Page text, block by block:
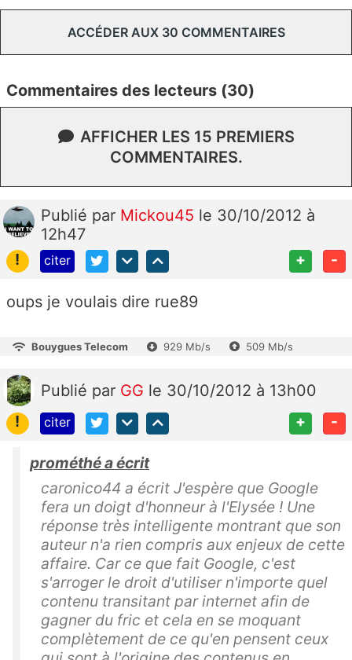
ACCÉDER AUX 30 COMMENTAIRES
Commentaires des lecteurs (30)
AFFICHER LES 15 PREMIERS
COMMENTAIRES.
Publié par Mickou45 le 30/10/2012 à
12h47
!
citer + -
oups je voulais dire rue89
Bouygues Telecom 929 Mb/s 509 Mb/s
Publié par GG le 30/10/2012 à 13h00
!
citer + -
prométhé a écrit
caronico44 a écrit J'espère que Google
fera un doigt d'honneur à l'Elysée ! Une
réponse très intelligente montrant que son
auteur n'a rien compris aux enjeux de cette
affaire. Car ce que fait Google, c'est
s'arroger le droit d'utiliser n'importe quel
contenu transitant par internet afin de
gagner du fric et cela en se moquant
complètement de ce qu'en pensent ceux